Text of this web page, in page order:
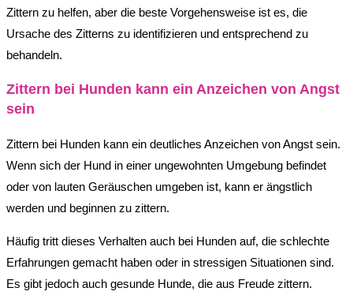
Zittern zu helfen, aber die beste Vorgehensweise ist es, die
Ursache des Zitterns zu identifizieren und entsprechend zu
behandeln.
Zittern bei Hunden kann ein Anzeichen von Angst
sein
Zittern bei Hunden kann ein deutliches Anzeichen von Angst sein.
Wenn sich der Hund in einer ungewohnten Umgebung befindet
oder von lauten Geräuschen umgeben ist, kann er ängstlich
werden und beginnen zu zittern.
Häufig tritt dieses Verhalten auch bei Hunden auf, die schlechte
Erfahrungen gemacht haben oder in stressigen Situationen sind.
Es gibt jedoch auch gesunde Hunde, die aus Freude zittern.